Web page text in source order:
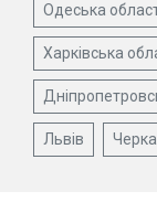
Одеська
Харківська
Львів